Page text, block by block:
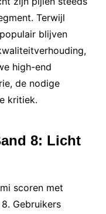
Terwijl
blijven
high-end
de nodige
kritiek.
8: Licht
scoren met
Gebruikers